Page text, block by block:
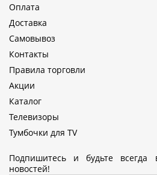
Оплата
Доставка
Самовывоз
Контакты
Правила торговли
Акции
Каталог
Телевизоры
Тумбочки для TV
Подпишитесь и будьте
новостей!